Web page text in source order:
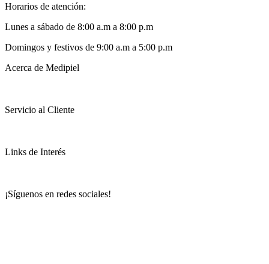
Horarios de atención:
Lunes a sábado de 8:00 a.m a 8:00 p.m
Domingos y festivos de 9:00 a.m a 5:00 p.m
Acerca de Medipiel
Servicio al Cliente
Links de Interés
¡Síguenos en redes sociales!